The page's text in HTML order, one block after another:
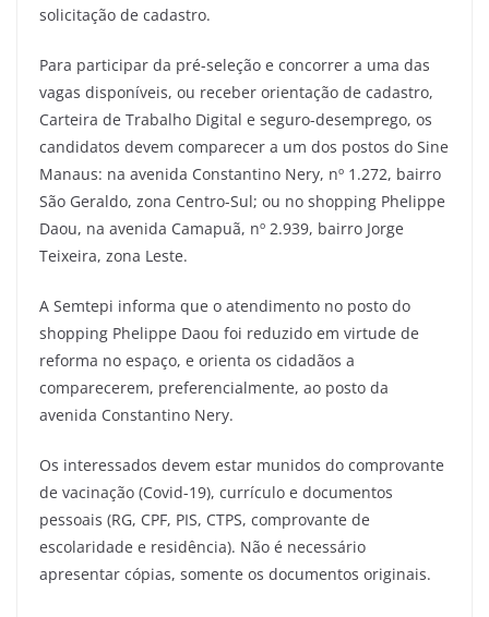
solicitação de cadastro.
Para participar da pré-seleção e concorrer a uma das
vagas disponíveis, ou receber orientação de cadastro,
Carteira de Trabalho Digital e seguro-desemprego, os
candidatos devem comparecer a um dos postos do Sine
Manaus: na avenida Constantino Nery, nº 1.272, bairro
São Geraldo, zona Centro-Sul; ou no shopping Phelippe
Daou, na avenida Camapuã, nº 2.939, bairro Jorge
Teixeira, zona Leste.
A Semtepi informa que o atendimento no posto do
shopping Phelippe Daou foi reduzido em virtude de
reforma no espaço, e orienta os cidadãos a
comparecerem, preferencialmente, ao posto da
avenida Constantino Nery.
Os interessados devem estar munidos do comprovante
de vacinação (Covid-19), currículo e documentos
pessoais (RG, CPF, PIS, CTPS, comprovante de
escolaridade e residência). Não é necessário
apresentar cópias, somente os documentos originais.